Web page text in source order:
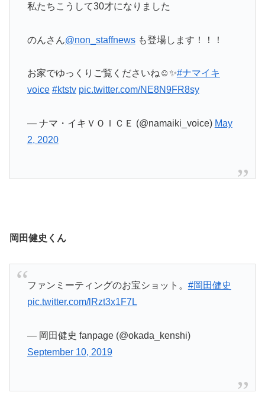
私たちこうして30才になりました
のんさん@non_staffnewsも登場します！！！
お家でゆっくりご覧くださいね☺️✨#ナマイキ
voice #ktstv pic.twitter.com/NE8N9FR8sy
— ナマ・イキＶＯＩＣＥ (@namaiki_voice) May
2, 2020
岡田健史くん
ファンミーティングのお宝ショット。 #岡田健史
pic.twitter.com/lRzt3x1F7L
— 岡田健史 fanpage (@okada_kenshi)
September 10, 2019